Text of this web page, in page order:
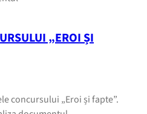
„EROI ȘI
concursului „Eroi și fapte”.